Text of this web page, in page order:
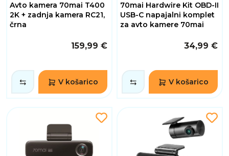
Avto kamera 70mai T400
2K + zadnja kamera RC21,
črna
159,99 €
V košarico
70mai Hardwire Kit OBD-II
USB-C napajalni komplet
za avto kamere 70mai
34,99 €
V košarico